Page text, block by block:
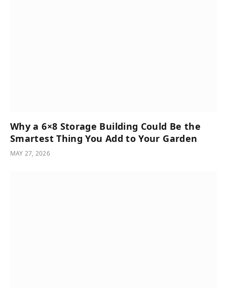
Why a 6×8 Storage Building Could Be the
Smartest Thing You Add to Your Garden
MAY 27, 2026